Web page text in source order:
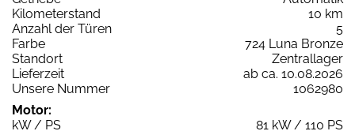
Kilometerstand
10 km
Anzahl der Türen
5
Farbe
724 Luna Bronze
Standort
Zentrallager
Lieferzeit
ab ca. 10.08.2026
Unsere Nummer
1062980
Motor:
kW / PS
81 kW / 110 PS